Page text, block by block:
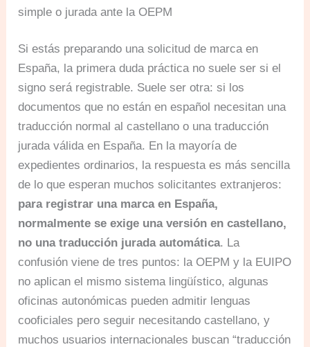
simple o jurada ante la OEPM
Si estás preparando una solicitud de marca en
España, la primera duda práctica no suele ser si el
signo será registrable. Suele ser otra: si los
documentos que no están en español necesitan una
traducción normal al castellano o una traducción
jurada válida en España. En la mayoría de
expedientes ordinarios, la respuesta es más sencilla
de lo que esperan muchos solicitantes extranjeros:
para registrar una marca en España,
normalmente se exige una versión en castellano,
no una traducción jurada automática. La
confusión viene de tres puntos: la OEPM y la EUIPO
no aplican el mismo sistema lingüístico, algunas
oficinas autonómicas pueden admitir lenguas
cooficiales pero seguir necesitando castellano, y
muchos usuarios internacionales buscan “traducción